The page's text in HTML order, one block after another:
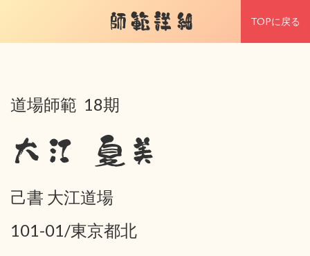
師範詳細 TOPに戻る
道場師範 18期
大江 夏美
己書 大江道場
101-01/東京都北